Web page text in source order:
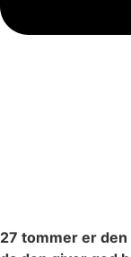
27 tommer er